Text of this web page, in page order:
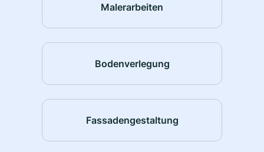
Malerarbeiten
Bodenverlegung
Fassadengestaltung